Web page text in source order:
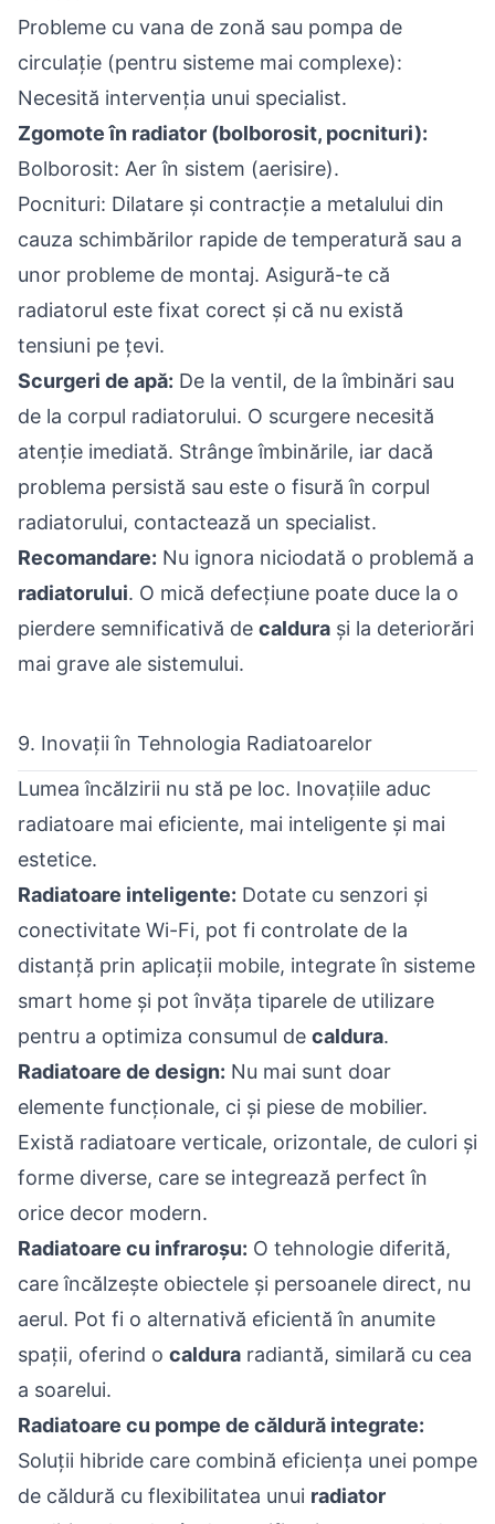
Probleme cu vana de zonă sau pompa de
circulație (pentru sisteme mai complexe):
Necesită intervenția unui specialist.
Zgomote în radiator (bolborosit, pocnituri):
Bolborosit: Aer în sistem (aerisire).
Pocnituri: Dilatare și contracție a metalului din
cauza schimbărilor rapide de temperatură sau a
unor probleme de montaj. Asigură-te că
radiatorul este fixat corect și că nu există
tensiuni pe țevi.
Scurgeri de apă: De la ventil, de la îmbinări sau
de la corpul radiatorului. O scurgere necesită
atenție imediată. Strânge îmbinările, iar dacă
problema persistă sau este o fisură în corpul
radiatorului, contactează un specialist.
Recomandare: Nu ignora niciodată o problemă a
radiatorului. O mică defecțiune poate duce la o
pierdere semnificativă de caldura și la deteriorări
mai grave ale sistemului.
9. Inovații în Tehnologia Radiatoarelor
Lumea încălzirii nu stă pe loc. Inovațiile aduc
radiatoare mai eficiente, mai inteligente și mai
estetice.
Radiatoare inteligente: Dotate cu senzori și
conectivitate Wi-Fi, pot fi controlate de la
distanță prin aplicații mobile, integrate în sisteme
smart home și pot învăța tiparele de utilizare
pentru a optimiza consumul de caldura.
Radiatoare de design: Nu mai sunt doar
elemente funcționale, ci și piese de mobilier.
Există radiatoare verticale, orizontale, de culori și
forme diverse, care se integrează perfect în
orice decor modern.
Radiatoare cu infraroșu: O tehnologie diferită,
care încălzește obiectele și persoanele direct, nu
aerul. Pot fi o alternativă eficientă în anumite
spații, oferind o caldura radiantă, similară cu cea
a soarelui.
Radiatoare cu pompe de căldură integrate:
Soluții hibride care combină eficiența unei pompe
de căldură cu flexibilitatea unui radiator